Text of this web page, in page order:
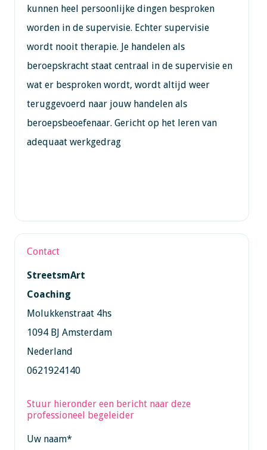
kunnen heel persoonlijke dingen besproken
worden in de supervisie. Echter supervisie
wordt nooit therapie. Je handelen als
beroepskracht staat centraal in de supervisie en
wat er besproken wordt, wordt altijd weer
teruggevoerd naar jouw handelen als
beroepsbeoefenaar. Gericht op het leren van
adequaat werkgedrag
Contact
StreetsmArt
Coaching
Molukkenstraat 4hs
1094 BJ Amsterdam
Nederland
0621924140
Stuur hieronder een bericht naar deze
professioneel begeleider
Uw naam*